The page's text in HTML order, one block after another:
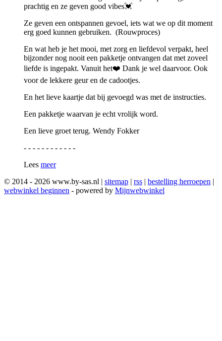
prachtig en ze geven good vibes💓
Ze geven een ontspannen gevoel, iets wat we op dit moment
erg goed kunnen gebruiken. (Rouwproces)
En wat heb je het mooi, met zorg en liefdevol verpakt, heel
bijzonder nog nooit een pakketje ontvangen dat met zoveel
liefde is ingepakt. Vanuit het❤️ Dank je wel daarvoor. Ook
voor de lekkere geur en de cadootjes.
En het lieve kaartje dat bij gevoegd was met de instructies.
Een pakketje waarvan je echt vrolijk word.
Een lieve groet terug. Wendy Fokker
- - - - - - - - - - - -
Lees meer
© 2014 - 2026 www.by-sas.nl | sitemap | rss | bestelling herroepen |
webwinkel beginnen - powered by Mijnwebwinkel